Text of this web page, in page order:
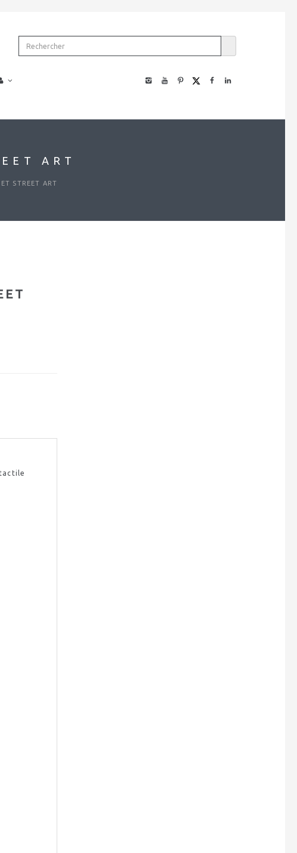
Découvrir notre dictionnaire multimodal
ART
STREET ART